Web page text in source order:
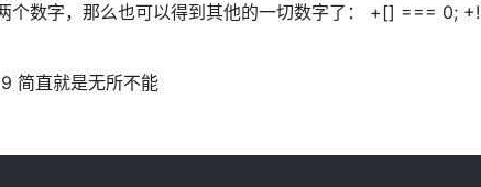
个数字，那么也可以得到其他的一切数字了： +[] === 0;
直就是无所不能